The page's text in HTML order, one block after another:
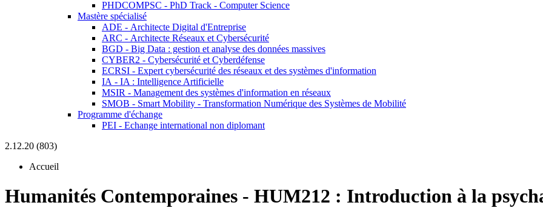
PHDCOMPSC - PhD Track - Computer Science
Mastère spécialisé
ADE - Architecte Digital d'Entreprise
ARC - Architecte Réseaux et Cybersécurité
BGD - Big Data : gestion et analyse des données massives
CYBER2 - Cybersécurité et Cyberdéfense
ECRSI - Expert cybersécurité des réseaux et des systèmes d'information
IA - IA : Intelligence Artificielle
MSIR - Management des systèmes d'information en réseaux
SMOB - Smart Mobility - Transformation Numérique des Systèmes de Mobilité
Programme d'échange
PEI - Echange international non diplomant
2.12.20 (803)
Accueil
Humanités Contemporaines - HUM212 : Introduction à la